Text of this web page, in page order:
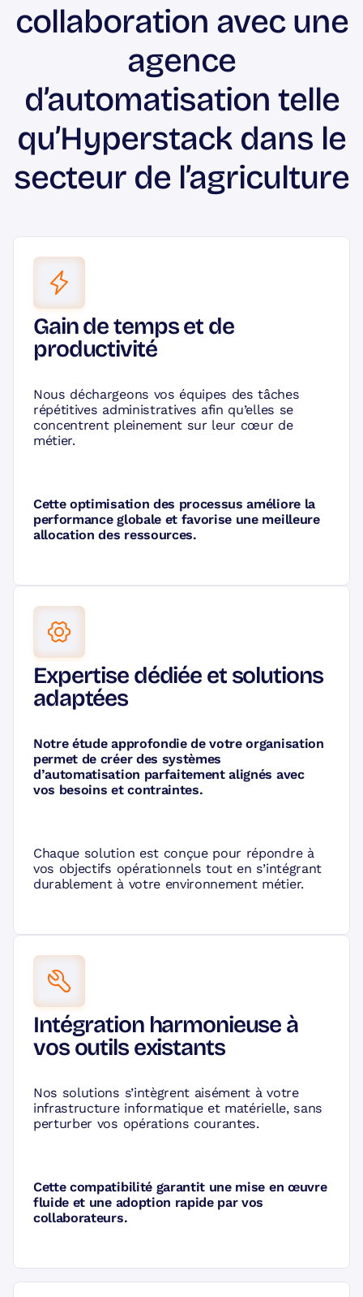
systèmes avancés
et très personnalisés.
La prise d’un rendez-vous d’évaluation est
conseillée pour obtenir un devis adapté à vos
besoins.
collaboration avec une
agence
d’automatisation telle
qu’Hyperstack dans le
secteur de l’agriculture
Gain de temps et de
productivité
Nous déchargeons vos équipes des tâches
répétitives administratives afin qu’elles se
concentrent pleinement sur leur cœur de
métier.
Cette optimisation des processus améliore la
performance globale et favorise une meilleure
allocation des ressources.
Expertise dédiée et solutions
adaptées
Notre étude approfondie de votre organisation
permet de créer des systèmes
d’automatisation parfaitement alignés avec
vos besoins et contraintes.
Chaque solution est conçue pour répondre à
vos objectifs opérationnels tout en s’intégrant
durablement à votre environnement métier.
Intégration harmonieuse à
vos outils existants
Nos solutions s’intègrent aisément à votre
infrastructure informatique et matérielle, sans
perturber vos opérations courantes.
Cette compatibilité garantit une mise en œuvre
fluide et une adoption rapide par vos
collaborateurs.